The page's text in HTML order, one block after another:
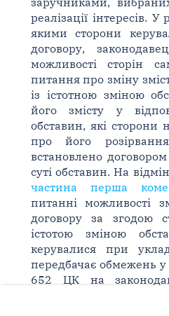
реалізації інтересів.
якими сторони
договору,
можливості сторін
питання про зміну
із істотною зміною
його змісту у
обставин, які сторони
про його
встановлено
суті обставин. На
частина перша
питанні можливості
договору за згодою
істотою зміною
керувалися при
передбачає обмежень у
652 ЦК на
сторони домовилися
Іншими словами,